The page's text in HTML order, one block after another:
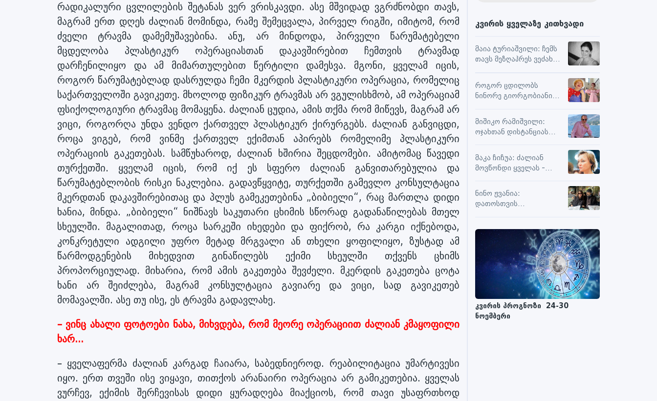
რადიკალური ცვლილების შეტანას ვერ ვრისკავდი. ასე მშვიდად ვგრძნობდი თავს,
მაგრამ ერთ დღეს ძალიან მომინდა, რამე შემეცვალა, პირველ რიგში, იმიტომ, რომ
ძველი ტრავმა დამემუშავებინა. ანუ, არ მინდოდა, პირველი წარუმატებელი
მცდელობა პლასტიკურ ოპერაციასთან დაკავშირებით ჩემთვის ტრავმად
დარჩენილიყო და ამ მიმართულებით წერტილი დამესვა. მგონი, ყველამ იცის,
როგორ წარუმატებლად დასრულდა ჩემი მკერდის პლასტიკური ოპერაცია, რომელიც
საქართველოში გავიკეთე. მხოლოდ ფიზიკურ ტრავმას არ ვგულისხმობ, ამ ოპერაციამ
ფსიქოლოგიური ტრავმაც მომაყენა. ძალიან ცუდია, ამის თქმა რომ მიწევს, მაგრამ არ
ვიცი, როგორღა უნდა ვენდო ქართველ პლასტიკურ ქირურგებს. ძალიან განვიცდი,
როცა ვიგებ, რომ ვინმე ქართველ ექიმთან აპირებს რომელიმე პლასტიკური
ოპერაციის გაკეთებას. სამწუხაროდ, ძალიან ხშირია შეცდომები. ამიტომაც წავედი
თურქეთში. ყველამ იცის, რომ იქ ეს სფერო ძალიან განვითარებულია და
წარუმატებლობის რისკი ნაკლებია. გადავწყვიტე, თურქეთში გამევლო კონსულტაცია
მკერდთან დაკავშირებითაც და პლუს გამეკეთებინა „ბიბიელი“, რაც მართლა დიდი
ხანია, მინდა. „ბიბიელი“ ნიშნავს საკუთარი ცხიმის სწორად გადანაწილებას მთელ
სხეულში. მაგალითად, როცა სარკეში იხედები და ფიქრობ, რა კარგი იქნებოდა,
კონკრეტული ადგილი უფრო მეტად მრგვალი ან თხელი ყოფილიყო, ზუსტად ამ
წარმოდგენების მიხედვით გინაწილებს ექიმი სხეულში თქვენს ცხიმს
პროპორციულად. მიხარია, რომ ამის გაკეთება შევძელი. მკერდის გაკეთება ცოტა
ხანი არ შეიძლება, მაგრამ კონსულტაცია გავიარე და ვიცი, სად გავიკეთებ
მომავალში. ასე თუ ისე, ეს ტრავმა გადავლახე.
– ვინც ახალი ფოტოები ნახა, მიხვდება, რომ მეორე ოპერაციით ძალიან კმაყოფილი
ხარ...
– ყველაფერმა ძალიან კარგად ჩაიარა, საბედნიეროდ. რეაბილიტაცია უმარტივესი
იყო. ერთ თვეში ისე ვიყავი, თითქოს არანაირი ოპერაცია არ გამიკეთებია. ყველას
ვურჩევ, ექიმის შერჩევისას დიდი ყურადღება მიაქციოს, რომ თავი უსაფრთხოდ
კვირის ყველაზე კითხვადი
მაია ტურიაშვილი: ჩემს
თავს მეზღაპრეს ვეძახი,
ურთიერთობებსა და
შემოქმედებით
მუშაობაში
როგორ ცდილობს
ნინორე გიორგობიანი
მაქსიმალური
სიამოვნების მიღებას და
მოქმედებს თუ არა მასზე
მიშიკო რამიშვილი:
ოჯახთან დისტანციას
გრძელდება
მაკა ჩიჩუა: ძალიან
მოვწონდი ყველას -
გარეთ
ნინო ჟვანია:
დათოსთვის
კვირის პროგნოზი 24-30
ნოემბერი